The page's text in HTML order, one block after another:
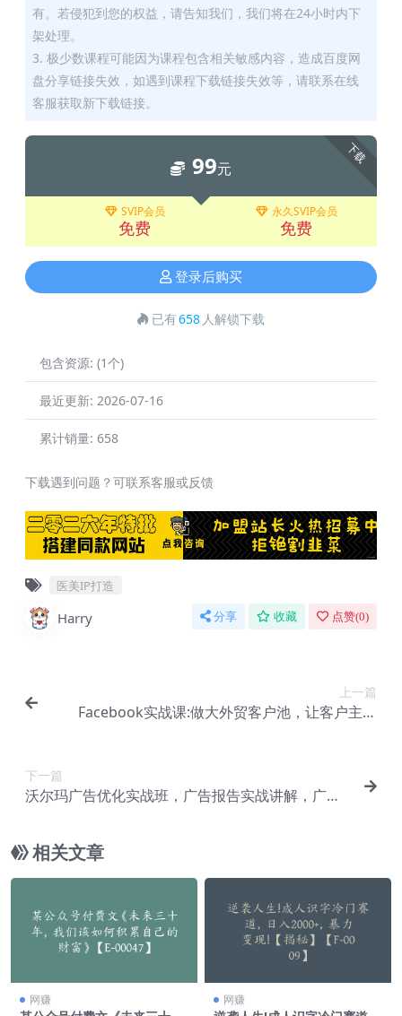
有。若侵犯到您的权益，请告知我们，我们将在24小时内下
架处理。
3. 极少数课程可能因为课程包含相关敏感内容，造成百度网
盘分享链接失效，如遇到课程下载链接失效等，请联系在线
客服获取新下载链接。
下载
99元
SVIP会员
免费
永久SVIP会员
免费
登录后购买
已有658 人解锁下载
包含资源: (1个)
最近更新: 2026-07-16
累计销量: 658
下载遇到问题？可联系客服或反馈
医美IP打造
Harry 分享 收藏 点赞(0)
上一篇
Facebook实战课:做大外贸客户池，让客户主动
下一篇
沃尔玛广告优化实战班，广告报告实战讲解，广告
相关文章
网赚 网赚